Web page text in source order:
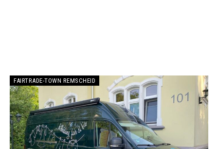
FAIRTRADE-TOWN REMSCHEID